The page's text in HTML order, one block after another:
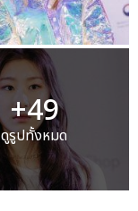
+49
ดูรูปทั้งหมด